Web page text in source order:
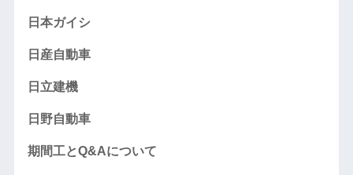
日本ガイシ
日産自動車
日立建機
日野自動車
期間工とQ&Aについて